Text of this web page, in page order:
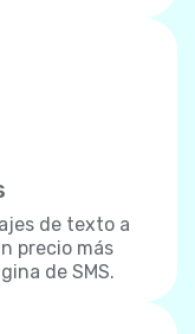
de texto a
precio más
de SMS.